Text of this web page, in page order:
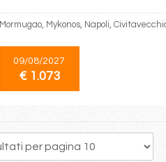
Mormugao, Mykonos, Napoli,
09/08/2027
€ 1.073
271 272 273 275